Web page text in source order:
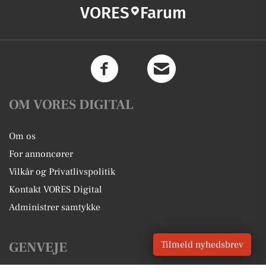
VORES Farum
OM VORES DIGITAL
Om os
For annoncører
Vilkår og Privatlivspolitik
Kontakt VORES Digital
Administrer samtykke
GENVEJE Tilmeld nyhedsbrev